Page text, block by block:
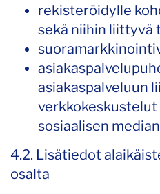
rekisteröidylle
sekä niihin liittyvä
asiakaspalveluun
verkkokeskustelut
sosiaalisen
4.2. Lisätiedot
osalta